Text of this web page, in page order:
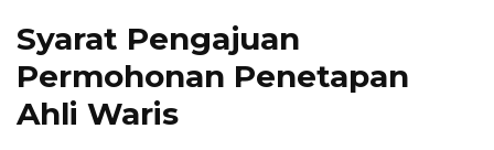
Syarat Pengajuan
Permohonan Penetapan
Ahli Waris